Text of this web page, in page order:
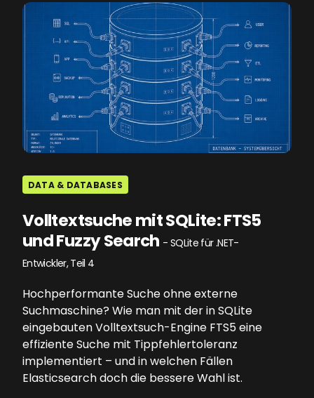
DATA & DATABASES
Volltextsuche mit SQLite: FTS5
und Fuzzy Search - SQLite für .NET-
Entwickler, Teil 4
Hochperformante Suche ohne externe
Suchmaschine? Wie man mit der in SQLite
eingebauten Volltextsuch-Engine FTS5 eine
effiziente Suche mit Tippfehlertoleranz
implementiert – und in welchen Fällen
Elasticsearch doch die bessere Wahl ist.